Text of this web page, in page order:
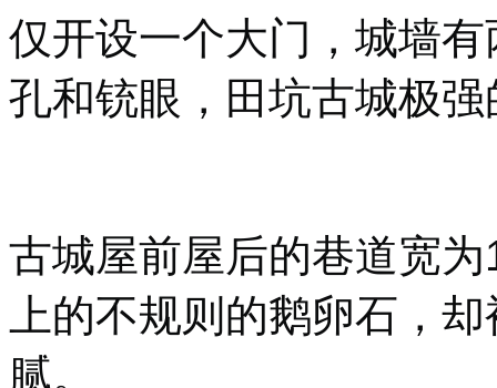
仅开设一个大门，城墙
孔和铳眼，田坑古城极
古城屋前屋后的巷道宽
上的不规则的鹅卵石，
腻。